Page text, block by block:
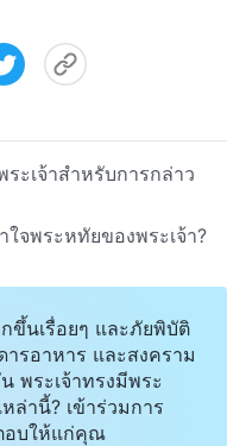
ะเจ้าสำหรับการกล่าว
จพระหทัยของพระเจ้า?
ขึ้นเรื่อยๆ และภัยพิบัติ
รอาหาร และสงคราม
พระเจ้าทรงมีพระ
ล่านี้? เข้าร่วมการ
อบให้แก่คุณ